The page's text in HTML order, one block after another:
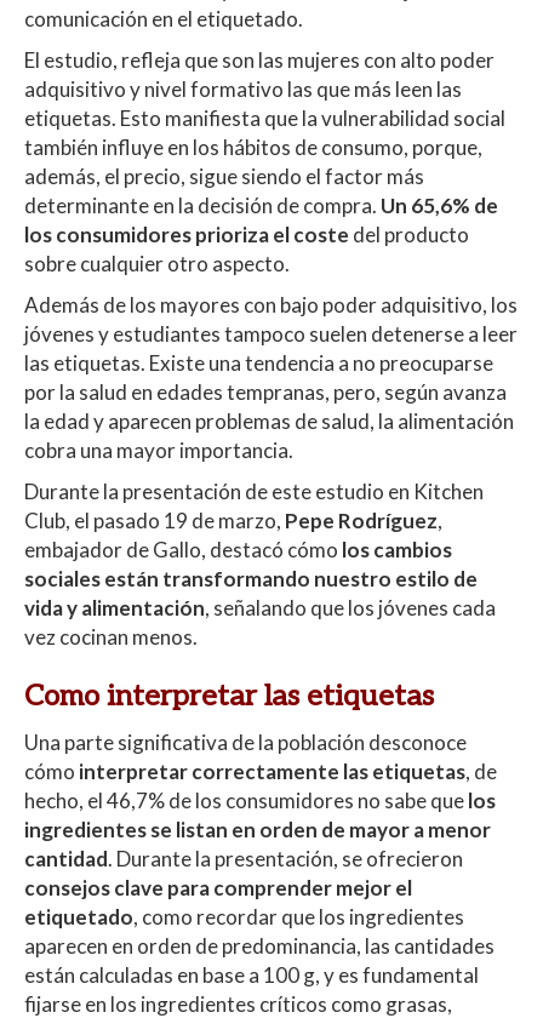
comunicación en el etiquetado.
El estudio, refleja que son las mujeres con alto poder
adquisitivo y nivel formativo las que más leen las
etiquetas. Esto manifiesta que la vulnerabilidad social
también influye en los hábitos de consumo, porque,
además, el precio, sigue siendo el factor más
determinante en la decisión de compra. Un 65,6% de
los consumidores prioriza el coste del producto
sobre cualquier otro aspecto.
Además de los mayores con bajo poder adquisitivo, los
jóvenes y estudiantes tampoco suelen detenerse a leer
las etiquetas. Existe una tendencia a no preocuparse
por la salud en edades tempranas, pero, según avanza
la edad y aparecen problemas de salud, la alimentación
cobra una mayor importancia.
Durante la presentación de este estudio en Kitchen
Club, el pasado 19 de marzo, Pepe Rodríguez,
embajador de Gallo, destacó cómo los cambios
sociales están transformando nuestro estilo de
vida y alimentación, señalando que los jóvenes cada
vez cocinan menos.
Como interpretar las etiquetas
Una parte significativa de la población desconoce
cómo interpretar correctamente las etiquetas, de
hecho, el 46,7% de los consumidores no sabe quelos
ingredientes se listan en orden de mayor a menor
cantidad. Durante la presentación, se ofrecieron
consejos clave para comprender mejor el
etiquetado, como recordar que los ingredientes
aparecen en orden de predominancia, las cantidades
están calculadas en base a 100 g, y es fundamental
fijarse en los ingredientes críticos como grasas,